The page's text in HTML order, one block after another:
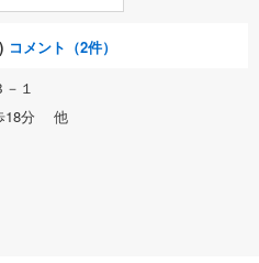
コメント（2件）
１
18分 他